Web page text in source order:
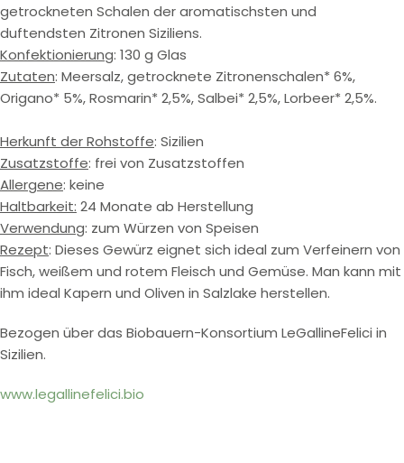
getrockneten Schalen der aromatischsten und
duftendsten Zitronen Siziliens.
Konfektionierung: 130 g Glas
Zutaten: Meersalz, getrocknete Zitronenschalen* 6%,
Origano* 5%, Rosmarin* 2,5%, Salbei* 2,5%, Lorbeer* 2,5%.
Herkunft der Rohstoffe: Sizilien
Zusatzstoffe: frei von Zusatzstoffen
Allergene: keine
Haltbarkeit: 24 Monate ab Herstellung
Verwendung: zum Würzen von Speisen
Rezept: Dieses Gewürz eignet sich ideal zum Verfeinern von
Fisch, weißem und rotem Fleisch und Gemüse. Man kann mit
ihm ideal Kapern und Oliven in Salzlake herstellen.
Bezogen über das Biobauern-Konsortium LeGallineFelici in
Sizilien.
www.legallinefelici.bio